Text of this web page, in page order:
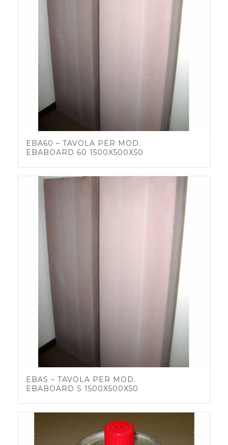
EBA60 – TAVOLA PER MOD.
EBABOARD 60 1500X500X50
EBAS – TAVOLA PER MOD.
EBABOARD S 1500X500X50